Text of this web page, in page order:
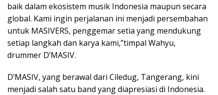
baik dalam ekosistem musik Indonesia maupun secara
global. Kami ingin perjalanan ini menjadi persembahan
untuk MASIVERS, penggemar setia yang mendukung
setiap langkah dan karya kami,”timpal Wahyu,
drummer D’MASIV.
D’MASIV, yang berawal dari Ciledug, Tangerang, kini
menjadi salah satu band yang diapresiasi di Indonesia.